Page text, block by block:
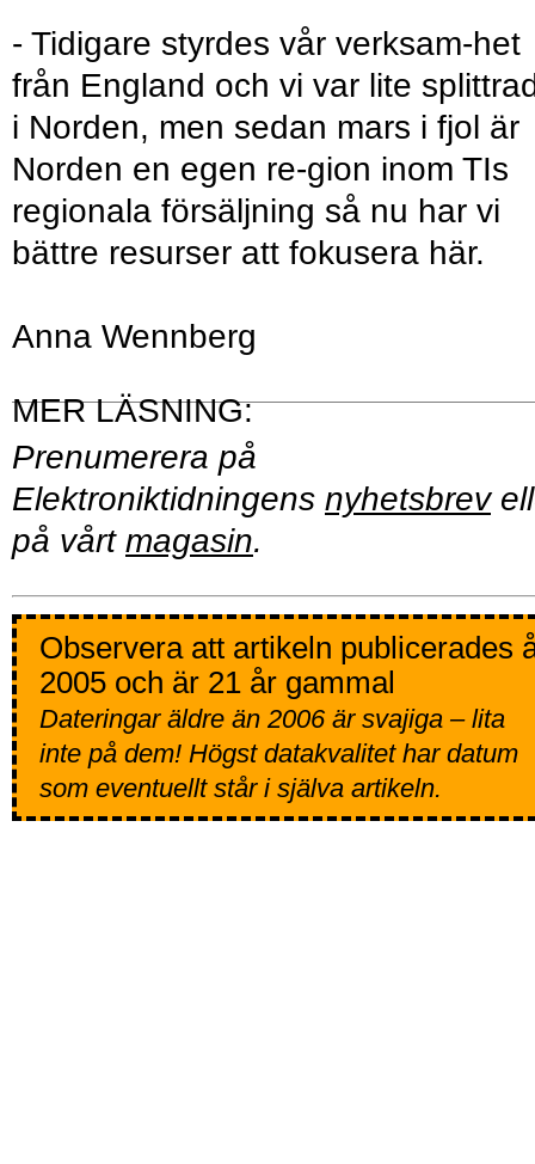
- Tidigare styrdes vår verksam-het
från England och vi var lite
i Norden, men sedan mars i fjol är
Norden en egen re-gion inom TIs
regionala försäljning så nu har vi
bättre resurser att fokusera här.
Anna Wennberg
Prenumerera på
Elektroniktidningens nyhetsbrev
på vårt magasin.
Observera att artikeln publicerades
2005 och är 21 år gammal
Dateringar äldre än 2006 är svajiga – lita
inte på dem! Högst datakvalitet har datum
som eventuellt står i själva artikeln.